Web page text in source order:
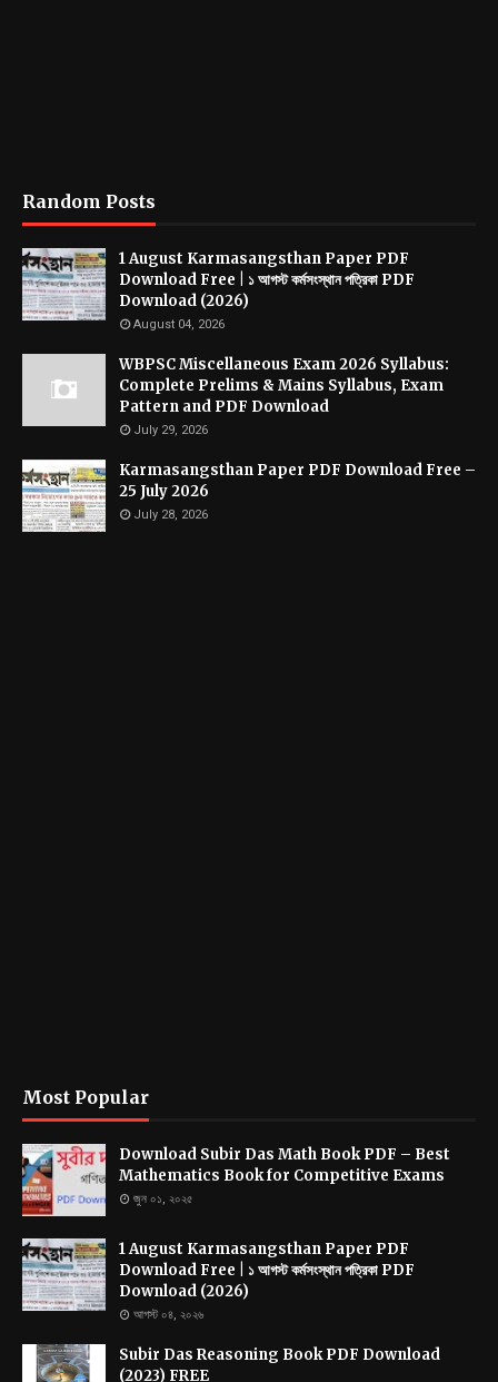
Random Posts
1 August Karmasangsthan Paper PDF
Download Free | ১ আগস্ট কর্মসংস্থান পত্রিকা PDF
Download (2026)
August 04, 2026
WBPSC Miscellaneous Exam 2026 Syllabus:
Complete Prelims & Mains Syllabus, Exam
Pattern and PDF Download
July 29, 2026
Karmasangsthan Paper PDF Download Free –
25 July 2026
July 28, 2026
Most Popular
Download Subir Das Math Book PDF – Best
Mathematics Book for Competitive Exams
জুন ০১, ২০২৫
1 August Karmasangsthan Paper PDF
Download Free | ১ আগস্ট কর্মসংস্থান পত্রিকা PDF
Download (2026)
আগস্ট ০৪, ২০২৬
Subir Das Reasoning Book PDF Download
(2023) FREE